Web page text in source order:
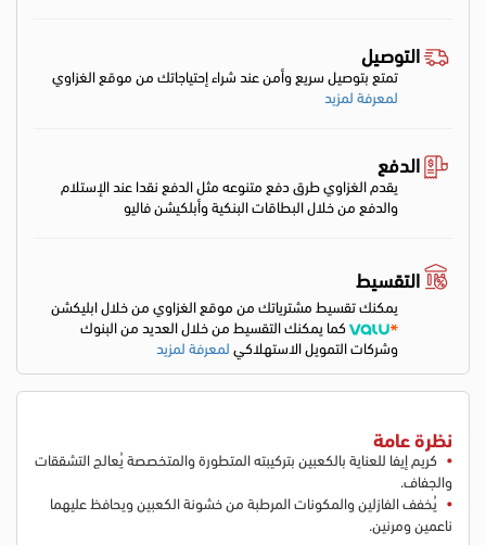
التوصيل
تمتع بتوصيل سريع وأمن عند شراء إحتياجاتك من موقع الغزاوي
لمعرفة لمزيد
الدفع
يقدم الغزاوي طرق دفع متنوعه مثل الدفع نقدا عند الإستلام
والدفع من خلال البطاقات البنكية وأبلكيشن فاليو
التقسيط
يمكنك تقسيط مشترياتك من موقع الغزاوي من خلال ابليكشن
كما يمكنك التقسيط من خلال العديد من البنوك
وشركات التمويل الاستهلاكيلمعرفة لمزيد
نظرة عامة
كريم إيفا للعناية بالكعبين بتركيبته المتطورة والمتخصصة يُعالج التشققات
والجفاف.
يُخفف الفازلين والمكونات المرطبة من خشونة الكعبين ويحافظ عليهما
ناعمين ومرنين.